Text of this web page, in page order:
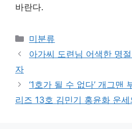
바란다.
Categories
미분류
아가씨 도련님 어색한 명
자
‘1호가 될 수 없다’ 개그맨
리즈 13호 김민기 홍윤화 운세